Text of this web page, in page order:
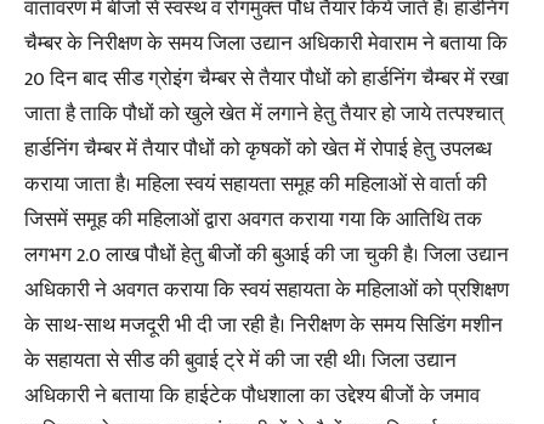
वातावरण में बीजों से स्वस्थ व रोगमुक्त पौध तैयार किये जाते है। हार्डनिंग
चैम्बर के निरीक्षण के समय जिला उद्यान अधिकारी मेवाराम ने बताया कि
20 दिन बाद सीड ग्रोइंग चैम्बर से तैयार पौधों को हार्डनिंग चैम्बर में रखा
जाता है ताकि पौधों को खुले खेत में लगाने हेतु तैयार हो जाये तत्पश्चात्
हार्डनिंग चैम्बर में तैयार पौधों को कृषकों को खेत में रोपाई हेतु उपलब्ध
कराया जाता है। महिला स्वयं सहायता समूह की महिलाओं से वार्ता की
जिसमें समूह की महिलाओं द्वारा अवगत कराया गया कि आतिथि तक
लगभग 2.0 लाख पौधों हेतु बीजों की बुआई की जा चुकी है। जिला उद्यान
अधिकारी ने अवगत कराया कि स्वयं सहायता के महिलाओं को प्रशिक्षण
के साथ-साथ मजदूरी भी दी जा रही है। निरीक्षण के समय सिडिंग मशीन
के सहायता से सीड की बुवाई ट्रे में की जा रही थी। जिला उद्यान
अधिकारी ने बताया कि हाईटेक पौधशाला का उद्देश्य बीजों के जमाव